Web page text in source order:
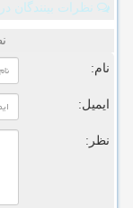
نظرات بینندگان
نام:
ایمیل:
نظر: